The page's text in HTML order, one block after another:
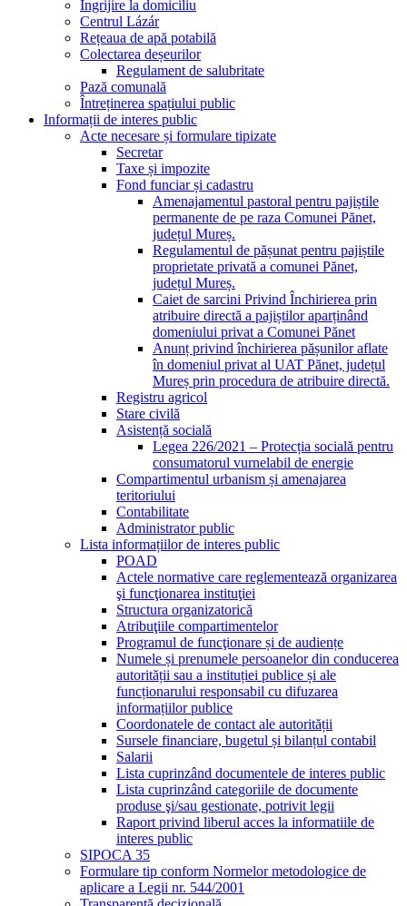
Îngrijire la domiciliu
Centrul Lázár
Rețeaua de apă potabilă
Colectarea deșeurilor
Regulament de salubritate
Pază comunală
Întreținerea spațiului public
Informații de interes public
Acte necesare și formulare tipizate
Secretar
Taxe și impozite
Fond funciar și cadastru
Amenajamentul pastoral pentru pajiștile
permanente de pe raza Comunei Pănet,
județul Mureș.
Regulamentul de pășunat pentru pajiștile
proprietate privată a comunei Pănet,
județul Mureș.
Caiet de sarcini Privind Închirierea prin
atribuire directă a pajiștilor aparținând
domeniului privat a Comunei Pănet
Anunț privind închirierea pășunilor aflate
în domeniul privat al UAT Pănet, județul
Mureș prin procedura de atribuire directă.
Registru agricol
Stare civilă
Asistență socială
Legea 226/2021 – Protecția socială pentru
consumatorul vurnelabil de energie
Compartimentul urbanism și amenajarea
teritoriului
Contabilitate
Administrator public
Lista informațiilor de interes public
POAD
Actele normative care reglementează organizarea
şi funcţionarea instituţiei
Structura organizatorică
Atribuţiile compartimentelor
Programul de funcţionare și de audiențe
Numele și prenumele persoanelor din conducerea
autorității sau a instituției publice și ale
funcționarului responsabil cu difuzarea
informațiilor publice
Coordonatele de contact ale autorității
Sursele financiare, bugetul și bilanțul contabil
Salarii
Lista cuprinzând documentele de interes public
Lista cuprinzând categoriile de documente
produse şi/sau gestionate, potrivit legii
Raport privind liberul acces la informatiile de
interes public
SIPOCA 35
Formulare tip conform Normelor metodologice de
aplicare a Legii nr. 544/2001